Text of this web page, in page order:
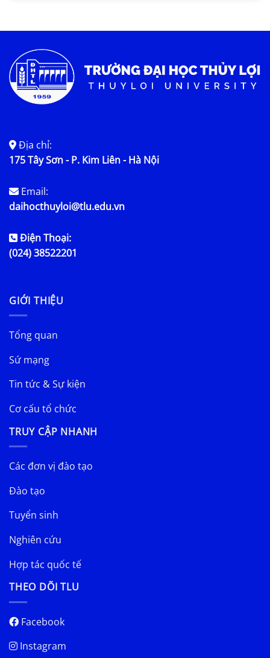
Tin tức chung
Địa chỉ:
175 Tây Sơn - P. Kim Liên - Hà Nội
Email:
daihocthuyloi@tlu.edu.vn
Điện Thoại:
(024) 38522201
GIỚI THIỆU
Tổng quan
Sứ mạng
Tin tức & Sự kiện
Cơ cấu tổ chức
TRUY CẬP NHANH
Các đơn vị đào tạo
Đào tạo
Tuyển sinh
Nghiên cứu
Hợp tác quốc tế
THEO DÕI TLU
Facebook
Instagram